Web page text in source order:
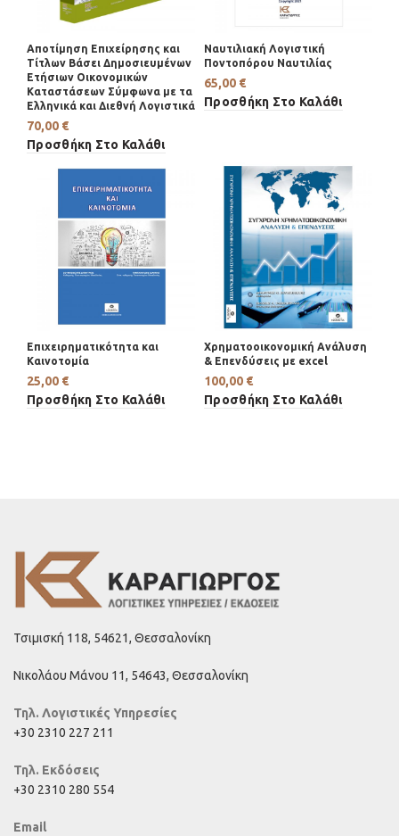
Αποτίμηση Επιχείρησης και
Τίτλων Βάσει Δημοσιευμένων
Ετήσιων Οικονομικών
Καταστάσεων Σύμφωνα με τα
Ελληνικά και Διεθνή Λογιστικά
70,00 €
Προσθήκη Στο Καλάθι
Ναυτιλιακή Λογιστική
Ποντοπόρου Ναυτιλίας
65,00 €
Προσθήκη Στο Καλάθι
Επιχειρηματικότητα και
Καινοτομία
25,00 €
Προσθήκη Στο Καλάθι
Χρηματοοικονομική Ανάλυση
& Επενδύσεις με excel
100,00 €
Προσθήκη Στο Καλάθι
Τσιμισκή 118, 54621, Θεσσαλονίκη
Νικολάου Μάνου 11, 54643, Θεσσαλονίκη
Τηλ. Λογιστικές Υπηρεσίες
+30 2310 227 211
Τηλ. Εκδόσεις
+30 2310 280 554
Email